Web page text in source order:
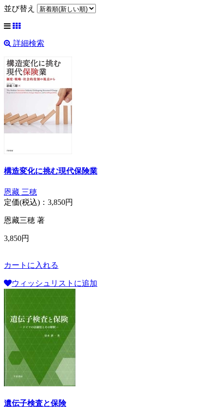
並び替え
詳細検索
構造変化に挑む現代保険業
恩藏 三穂
定価(税込)： 3,850円
恩藏三穂 著
3,850円
カートに入れる
ウィッシュリストに追加
遺伝子検査と保険